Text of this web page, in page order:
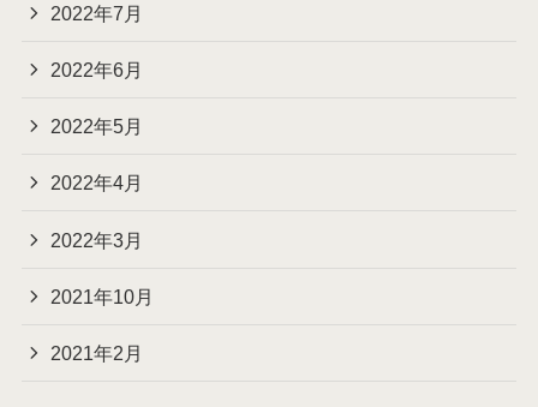
2022年7月
2022年6月
2022年5月
2022年4月
2022年3月
2021年10月
2021年2月